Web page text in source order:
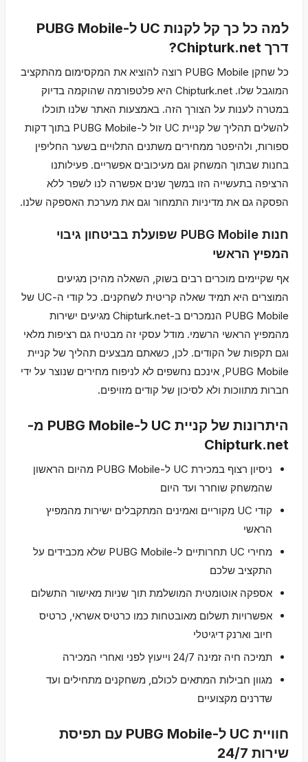
למה כל כך קל לקנות UC ל-PUBG Mobile
דרך Chipturk.net?
כל שחקן PUBG Mobile רוצה להוציא את המקסימום מהתקציב
המוגבל שלו. Chipturk.net היא פלטפורמה שהוקמה בדיוק
במטרה לענות על הצורך הזה. באמצעות האתר שלנו תוכלו
להשלים תהליך של קניית UC זול ל-PUBG Mobile בתוך דקות
ספורות, ולהיפטר ממחירים משתנים התלויים בשער החליפין
בחנות שבתוך המשחק וגם מעיכובים אפשריים. פעילותנו
הרציפה בתעשייה הזו במשך שנים אפשרה לנו לשפר ללא
הפסקה גם את מדיניות התמחור וגם את מערכת האספקה שלנו.
חנות PUBG Mobile שפועלת בביטחון גיבוי
המפיץ הראשי
אף שקיימים מוכרים רבים בשוק, השאלה מהיכן מגיעים
המוצרים היא תמיד שאלה קריטית לשחקנים. כל קודי ה-UC של
PUBG Mobile הנמכרים ב-Chipturk.net מגיעים ישירות
מהמפיץ הראשי הרשמי. מודל עסקי זה מבטיח גם רציפות מלאי
וגם תקפות של הקודים. לכן, כשאתם מבצעים תהליך של קניית
PUBG Mobile, אינכם נחשפים לא לניפוח מחירים שנוצר על ידי
חברות מתווכות ולא לסיכון של קודים מזויפים.
היתרונות של קניית UC ל-PUBG Mobile מ-
Chipturk.net
ניסיון רצוף במכירת UC ל-PUBG Mobile מהיום הראשון
שהמשחק שוחרר ועד היום
קודי UC מקוריים ואמינים המתקבלים ישירות מהמפיץ
הראשי
מחירי UC תחרותיים ל-PUBG Mobile שלא מכבידים על
התקציב שלכם
אספקה אוטומטית המושלמת תוך שניות מאישור התשלום
אפשרויות תשלום מאובטחות כמו כרטיס אשראי, כרטיס
חיוב וארנק דיגיטלי
תמיכה חיה זמינה 24/7 וייעוץ לפני ואחרי המכירה
מגוון חבילות המתאים לכולם, משחקנים מתחילים ועד
שדרנים מקצועיים
חוויית UC ל-PUBG Mobile עם תפיסת
שירות 24/7